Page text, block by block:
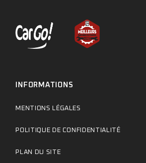
INFORMATIONS
MENTIONS LÉGALES
POLITIQUE DE CONFIDENTIALITÉ
PLAN DU SITE